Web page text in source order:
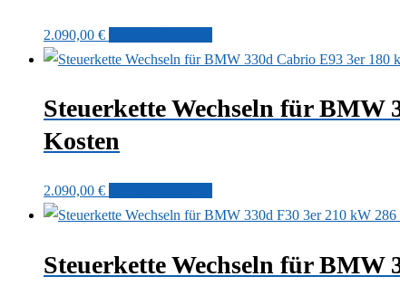
2.090,00 €
Steuerkette Wechseln für BMW
Kosten
2.090,00 €
Steuerkette Wechseln für BMW